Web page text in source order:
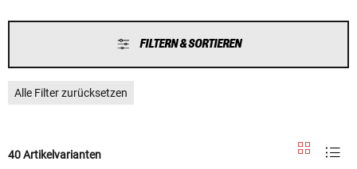
FILTERN & SORTIEREN
Alle Filter zurücksetzen
40 Artikelvarianten